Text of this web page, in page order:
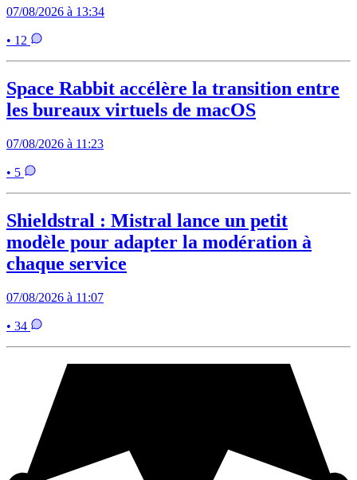
07/08/2026 à 13:34
• 12
Space Rabbit accélère la transition entre
les bureaux virtuels de macOS
07/08/2026 à 11:23
• 5
Shieldstral : Mistral lance un petit
modèle pour adapter la modération à
chaque service
07/08/2026 à 11:07
• 34